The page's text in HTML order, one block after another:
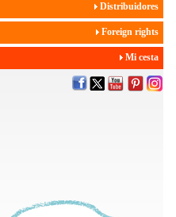
Distribuidores
Foreign rights
Mi cesta